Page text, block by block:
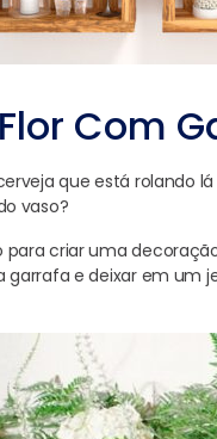
Com
que está rolando
vaso?
criar uma
e deixar em um